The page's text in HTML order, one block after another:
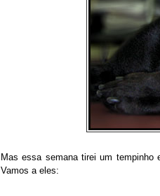
Mas essa semana tirei um tempinho
Vamos a eles: